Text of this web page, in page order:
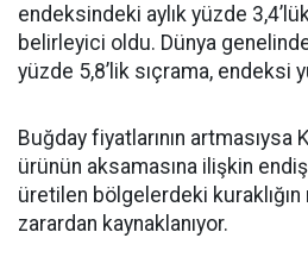
endeksindeki aylık yüzde
belirleyici oldu. Dünya
yüzde 5,8’lik sıçrama, endeksi
Buğday fiyatlarının artmasıysa
ürünün aksamasına ilişkin
üretilen bölgelerdeki
zarardan kaynaklanıyor.